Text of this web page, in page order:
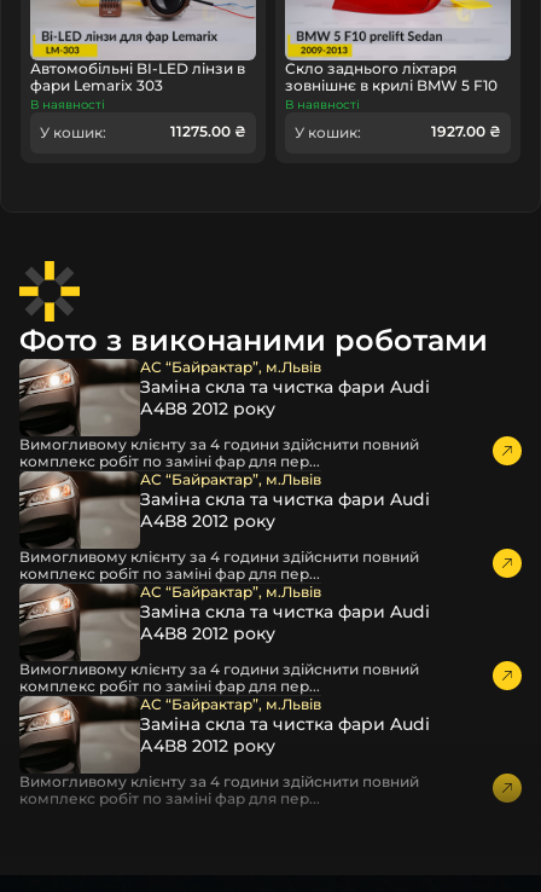
Автомобільні BI-LED лінзи в
фари Lemarix 303
В наявності
У кошик: 11275.00 ₴
Скло заднього ліхтаря
зовнішнє в крилі BMW 5 F10
Sedan (2009-2013) дорест
В наявності
У кошик: 1927.00 ₴
Фото з виконаними роботами
АС “Байрактар”, м.Львів
Заміна скла та чистка фари Audi
А4В8 2012 року
Вимогливому клієнту за 4 години здійснити повний
комплекс робіт по заміні фар для пер...
АС “Байрактар”, м.Львів
Заміна скла та чистка фари Audi
А4В8 2012 року
Вимогливому клієнту за 4 години здійснити повний
комплекс робіт по заміні фар для пер...
АС “Байрактар”, м.Львів
Заміна скла та чистка фари Audi
А4В8 2012 року
Вимогливому клієнту за 4 години здійснити повний
комплекс робіт по заміні фар для пер...
АС “Байрактар”, м.Львів
Заміна скла та чистка фари Audi
А4В8 2012 року
Вимогливому клієнту за 4 години здійснити повний
комплекс робіт по заміні фар для пер...